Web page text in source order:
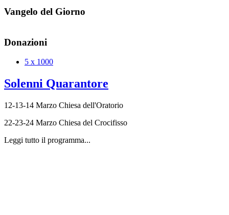
Vangelo del Giorno
Donazioni
5 x 1000
Solenni Quarantore
12-13-14 Marzo Chiesa dell'Oratorio
22-23-24 Marzo Chiesa del Crocifisso
Leggi tutto il programma...